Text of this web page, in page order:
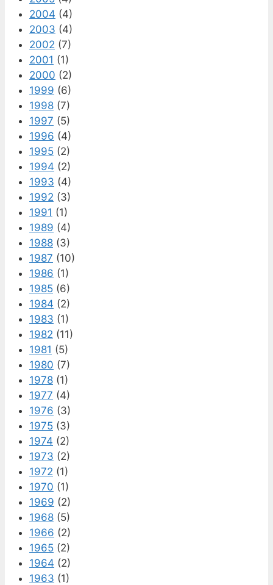
2004 (4)
2003 (4)
2002 (7)
2001 (1)
2000 (2)
1999 (6)
1998 (7)
1997 (5)
1996 (4)
1995 (2)
1994 (2)
1993 (4)
1992 (3)
1991 (1)
1989 (4)
1988 (3)
1987 (10)
1986 (1)
1985 (6)
1984 (2)
1983 (1)
1982 (11)
1981 (5)
1980 (7)
1978 (1)
1977 (4)
1976 (3)
1975 (3)
1974 (2)
1973 (2)
1972 (1)
1970 (1)
1969 (2)
1968 (5)
1966 (2)
1965 (2)
1964 (2)
1963 (1)